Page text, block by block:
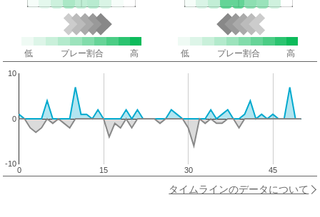
低 プレー割合 高 低 プレー割合 高
0 15 30 45
-10
0
10
タイムラインのデータについて